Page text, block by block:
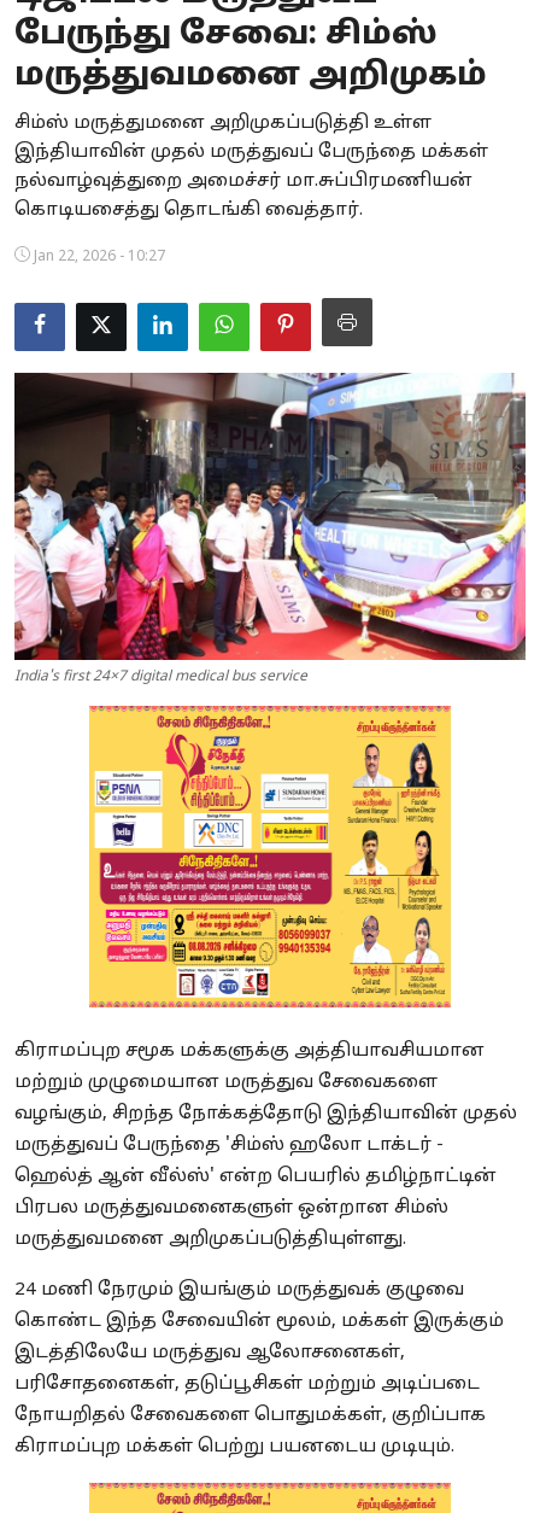
Business
Crime
Tamilnadu
National
World
Astrology
Spirituality
Politics
பேருந்து சேவை: சிம்ஸ்
மருத்துவமனை அறிமுகம்
சிம்ஸ் மருத்துமனை அறிமுகப்படுத்தி உள்ள
இந்தியாவின் முதல் மருத்துவப் பேருந்தை மக்கள்
நல்வாழ்வுத்துறை அமைச்சர் மா.சுப்பிரமணியன்
கொடியசைத்து தொடங்கி வைத்தார்.
Jan 22, 2026 - 10:27
India's first 24×7 digital medical bus service
கிராமப்புற சமூக மக்களுக்கு அத்தியாவசியமான
மற்றும் முழுமையான மருத்துவ சேவைகளை
வழங்கும், சிறந்த நோக்கத்தோடு இந்தியாவின் முதல்
மருத்துவப் பேருந்தை 'சிம்ஸ் ஹலோ டாக்டர் -
ஹெல்த் ஆன் வீல்ஸ்' என்ற பெயரில் தமிழ்நாட்டின்
பிரபல மருத்துவமனைகளுள் ஒன்றான சிம்ஸ்
மருத்துவமனை அறிமுகப்படுத்தியுள்ளது.
24 மணி நேரமும் இயங்கும் மருத்துவக் குழுவை
கொண்ட இந்த சேவையின் மூலம், மக்கள் இருக்கும்
இடத்திலேயே மருத்துவ ஆலோசனைகள்,
பரிசோதனைகள், தடுப்பூசிகள் மற்றும் அடிப்படை
நோயறிதல் சேவைகளை பொதுமக்கள், குறிப்பாக
கிராமப்புற மக்கள் பெற்று பயனடைய முடியும்.